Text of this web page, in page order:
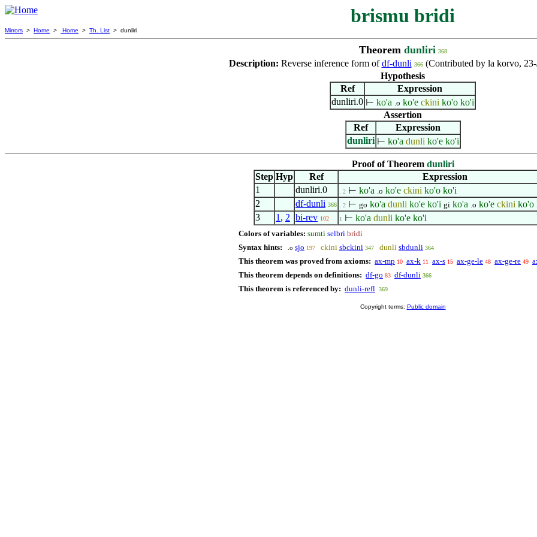
brismu bridi
Mirrors > Home > Home > Th. List > dunliri
Theorem dunliri 368
Description: Reverse inference form ofdf-dunli 366(Contributed by la korvo,
Hypothesis
Ref
Expression
dunliri.0 ⊢ ko'a .o ko'e ckini ko'o ko'i
Assertion
Ref
Expression
dunliri ⊢ ko'a dunli ko'e ko'i
Proof of Theorem dunliri
Step Hyp Ref
Expression
1
dunliri.0 . 2 ⊢ ko'a .o ko'e ckini ko'o ko'i
2
df-dunli 366 . 2 ⊢ go ko'a dunli ko'e ko'i gi ko'a .o ko'e ckini ko'o
3
1 , 2 bi-rev 102 1 ⊢ ko'a dunli ko'e ko'i
Colors of variables: sumti selbri bridi
Syntax hints:
.o sjo 197 ckini sbckini 347 dunli sbdunli 364
This theorem was proved from axioms: ax-mp 10 ax-k 11 ax-s 15 ax-ge-le 48 ax-ge-re 49
This theorem depends on definitions: df-go 83 df-dunli 366
This theorem is referenced by: dunli-refl 369
Copyright terms: Public domain